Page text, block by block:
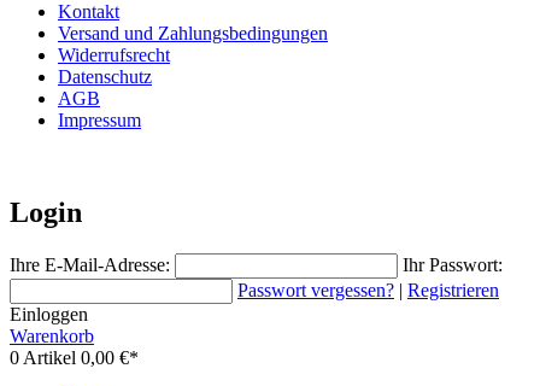
Kontakt
Versand und Zahlungsbedingungen
Widerrufsrecht
Datenschutz
AGB
Impressum
Login
Ihre E-Mail-Adresse:
Ihr Passwort:
Passwort vergessen? | Registrieren
Einloggen
Warenkorb
0 Artikel 0,00 €*